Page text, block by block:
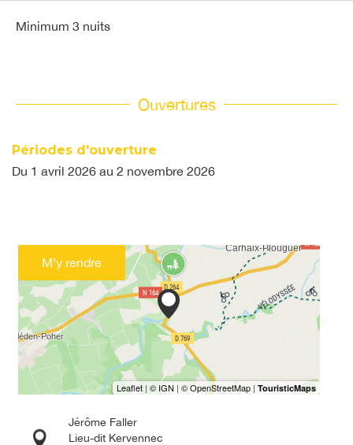
Minimum 3 nuits
Ouvertures
Périodes d'ouverture
Du 1 avril 2026 au 2 novembre 2026
M'y rendre
Jérôme Faller
Lieu-dit Kervennec